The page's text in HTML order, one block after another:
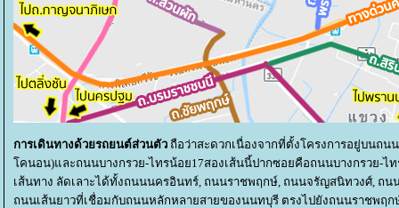
การเดินทางด้วยรถยนต์ส่วนตัว ถือว่าสะดวกเนื่องจากที่ตั้งโครงการอยู่บนถน
คนอน)และถนนบางกรวย-ไทรน้อย17สองเส้นนี้ปากซอยคือถนนบางกรวย-ไ
เส้นทาง ลัดเลาะได้ทั้งถนนนครอินทร์, ถนนราชพฤกษ์, ถนนจรัญสนิทวงศ์, ถ
ถนนเส้นยาวที่เชื่อมกับถนนหลักหลายสายของนนทบุรี ตรงไปยังถนนราชพฤ